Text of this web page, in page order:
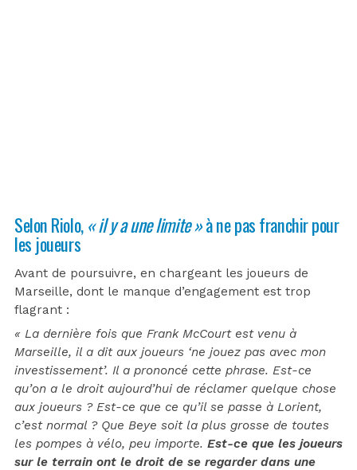
Selon Riolo,« il y a une limite »à ne pas franchir pour
les joueurs
Avant de poursuivre, en chargeant les joueurs de
Marseille, dont le manque d’engagement est trop
flagrant :
« La dernière fois que Frank McCourt est venu à
Marseille, il a dit aux joueurs ‘ne jouez pas avec mon
investissement’. Il a prononcé cette phrase. Est-ce
qu’on a le droit aujourd’hui de réclamer quelque chose
aux joueurs ? Est-ce que ce qu’il se passe à Lorient,
c’est normal ? Que Beye soit la plus grosse de toutes
les pompes à vélo, peu importe. Est-ce que les joueurs
sur le terrain ont le droit de se regarder dans une